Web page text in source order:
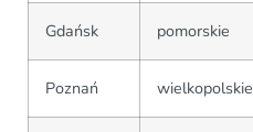
Gdańsk pomorskie
Poznań wielkopolskie